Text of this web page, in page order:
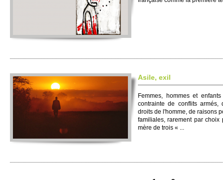
Asile, exil
Femmes, hommes et
contrainte de conflits armés,
droits de l'homme, de raisons
familiales, rarement par choix
mère de trois « ...